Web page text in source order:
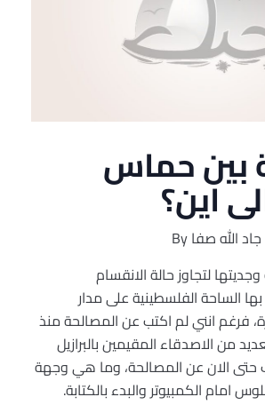
بين حماس
اين؟
Byجاد الله صفا
لتجاوز حالة الانقسام
الساحة الفلسطينية على مدار
فرغم انني لم اكتب عن المصالحة منذ
من الاصدقاء المقيمين بالبرازيل
حتى الان عن المصالحة، وما هي وجهة
امام الكمبيوتر والبدء بالكتابة.